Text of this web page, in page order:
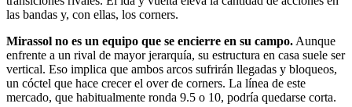
las bandas y, con ellas, los corners.
Mirassol no es un equipo que se encierre en su campo. Aunque
enfrente a un rival de mayor jerarquía, su estructura en casa suele ser
vertical. Eso implica que ambos arcos sufrirán llegadas y bloqueos,
un cóctel que hace crecer el over de corners. La línea de este
mercado, que habitualmente ronda 9.5 o 10, podría quedarse corta.